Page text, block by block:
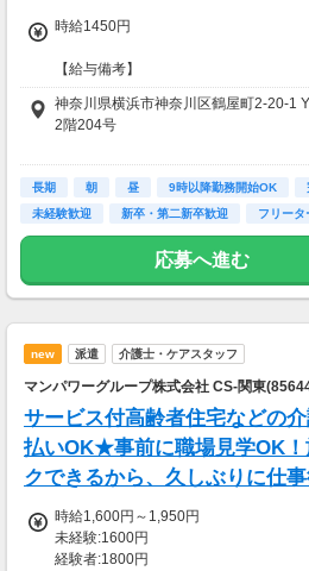
時給1450円
【給与備考】
■交通費別途支給（規定内）
■残業代全額支給
■プチボーナスあり
※ノルマではありませんので、チャ
任意です。
■試用期間2ヶ月/同条件
神奈川県横浜市神奈川区鶴屋町2-20-1
2階204号
【最寄駅】
横浜駅より徒歩9分
神奈川駅より徒歩9分
長期 朝 昼 9時以降勤務開始OK
未経験歓迎
新卒・第二新卒歓迎 フリータ
応募へ進む
new 派遣 介護士・ケアスタッフ
マンパワーグループ株式会社 CS-関東
サービス付高齢者住宅などの
払いOK★事前に職場見学OK！
クできるから、久しぶりに仕
時給1,600円～1,950円
未経験:1600円
経験者:1800円